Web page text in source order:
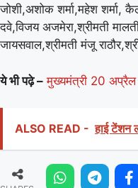
जोशी,अशोक शर्मा,महेश शर्मा,
दवे,विजय अजमेरा,श्रीमती मालती
जायसवाल,श्रीमती मंजू
ये भी पढ़े – मुख्यमंत्री 20
ALSO READ - हाई टेंशन